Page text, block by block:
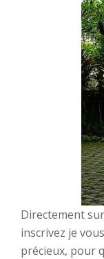
Directement
inscrivez je
précieux, pour